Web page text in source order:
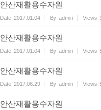
안산재활용수자원
Date 2017.01.04 By admin Views
안산재활용수자원
Date 2017.01.04 By admin Views
안산재활용수자원
Date 2017.06.29 By admin Views
안산재활용수자원